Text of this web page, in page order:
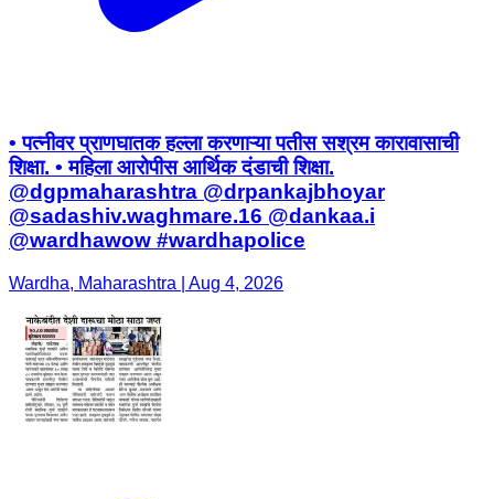
• पत्नीवर प्राणघातक हल्ला करणाऱ्या पतीस सश्रम कारावासाची
शिक्षा. • महिला आरोपीस आर्थिक दंडाची शिक्षा.
@dgpmaharashtra @drpankajbhoyar
@sadashiv.waghmare.16 @dankaa.i
@wardhawow #wardhapolice
Wardha, Maharashtra | Aug 4, 2026